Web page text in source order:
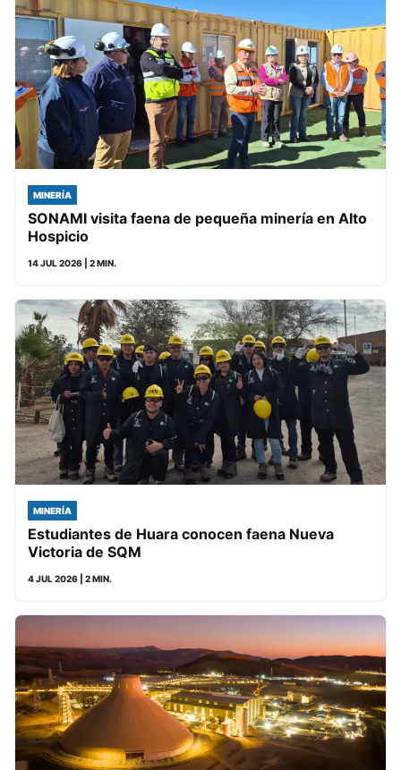
MINERÍA
SONAMI visita faena de pequeña minería en Alto
Hospicio
14 JUL 2026 | 2 MIN.
MINERÍA
Estudiantes de Huara conocen faena Nueva
Victoria de SQM
4 JUL 2026 | 2 MIN.